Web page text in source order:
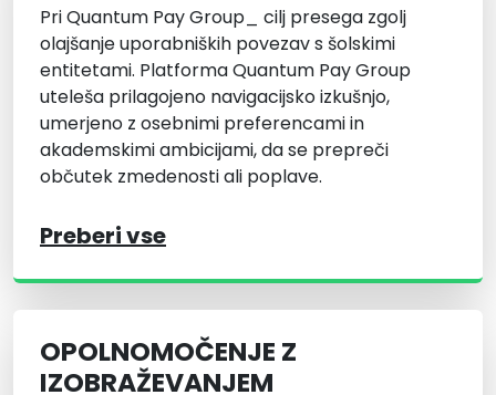
Pri Quantum Pay Group_ cilj presega zgolj
olajšanje uporabniških povezav s šolskimi
entitetami. Platforma Quantum Pay Group
uteleša prilagojeno navigacijsko izkušnjo,
umerjeno z osebnimi preferencami in
akademskimi ambicijami, da se prepreči
občutek zmedenosti ali poplave.
Preberi vse
OPOLNOMOČENJE Z
IZOBRAŽEVANJEM